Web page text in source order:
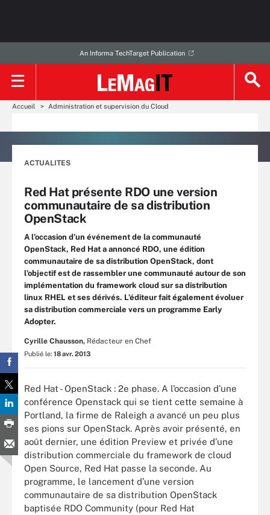
An Informa TechTarget Publication
Accueil Administration et supervision du Cloud
ACTUALITES
Red Hat présente RDO une version
communautaire de sa distribution
OpenStack
A l’occasion d’un événement de la communauté
OpenStack, Red Hat a annoncé RDO, une édition
communautaire de sa distribution OpenStack, dont
l’objectif est de rassembler une communauté autour de son
implémentation du framework cloud sur sa distribution
linux RHEL et ses dérivés. L’éditeur fait également évoluer
sa distribution commerciale vers un programme Early
Adopter.
Cyrille Chausson, Rédacteur en Chef
Publié le: 18 avr. 2013
Red Hat - OpenStack : 2e phase. A l’occasion d’une
conférence Openstack qui se tient cette semaine à
Portland, la firme de Raleigh a avancé un peu plus
ses pions sur OpenStack. Après avoir présenté, en
août dernier, une édition Preview et privée d’une
distribution commerciale du framework de cloud
Open Source, Red Hat passe la seconde. Au
programme, le lancement d’une version
communautaire de sa distribution OpenStack
baptisée RDO Community (pour Red Hat